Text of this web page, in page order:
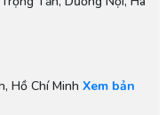
Hồ Chí Minh Xem bản